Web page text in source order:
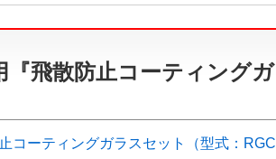
飛散防止コーティング
コーティングガラスセット（型式：